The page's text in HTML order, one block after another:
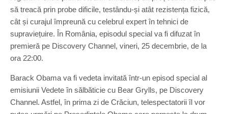
să treacă prin probe dificile, testându-și atât rezistența fizică,
cât și curajul împreună cu celebrul expert în tehnici de
supraviețuire. În România, episodul special va fi difuzat în
premieră pe Discovery Channel, vineri, 25 decembrie, de la
ora 22:00.
Barack Obama va fi vedeta invitată într-un episod special al
emisiunii Vedete în sălbăticie cu Bear Grylls, pe Discovery
Channel. Astfel, în prima zi de Crăciun, telespectatorii îl vor